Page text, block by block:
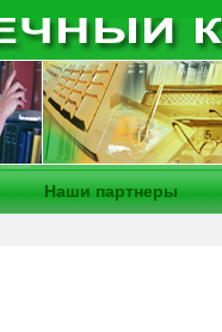
Наши партнеры